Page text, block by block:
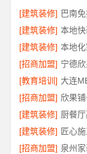
[建筑装修]
[建筑装修]
[建筑装修]
[招商加盟] 宁德
[教育培训] 大连
[招商加盟] 欣果
[建筑装修]
[建筑装修]
[招商加盟] 泉州